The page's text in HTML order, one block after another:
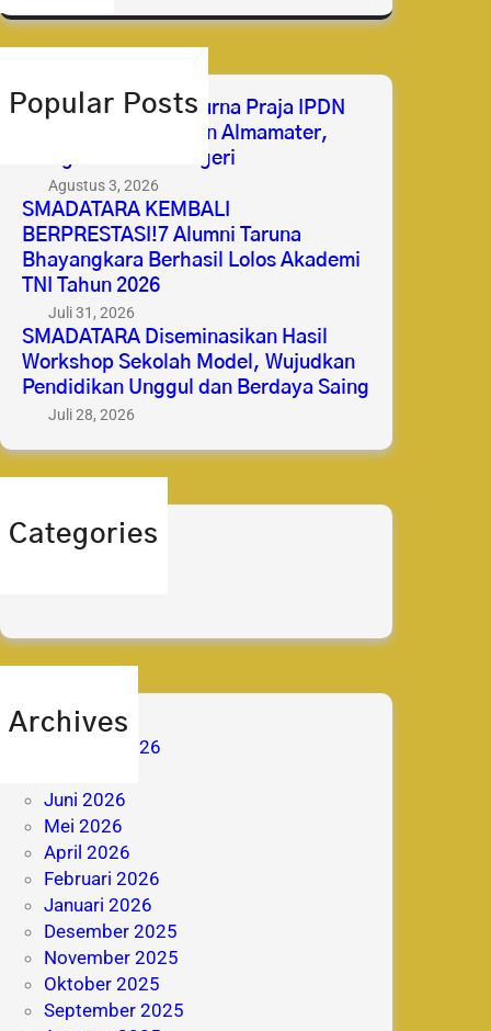
a
h
Popular Posts
Selamat & Sukses Purna Praja IPDN
2026 Membanggakan Almamater,
Mengabdi untuk Negeri
Agustus 3, 2026
SMADATARA KEMBALI
BERPRESTASI!7 Alumni Taruna
Bhayangkara Berhasil Lolos Akademi
TNI Tahun 2026
Juli 31, 2026
SMADATARA Diseminasikan Hasil
Workshop Sekolah Model, Wujudkan
Pendidikan Unggul dan Berdaya Saing
Juli 28, 2026
Categories
Archives
Agustus 2026
Juni 2026
Mei 2026
April 2026
Februari 2026
Januari 2026
Desember 2025
November 2025
Oktober 2025
September 2025